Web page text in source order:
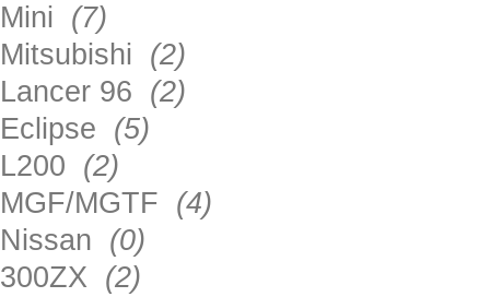
Mini (7)
Mitsubishi (2)
Lancer 96 (2)
Eclipse (5)
L200 (2)
MGF/MGTF (4)
Nissan (0)
300ZX (2)